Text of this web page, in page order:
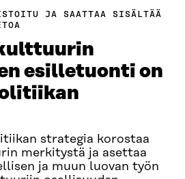
JA SAATTAA SISÄLTÄÄ
esilletuonti on
strategia korostaa
merkitystä ja asettaa
ja muun luovan työn